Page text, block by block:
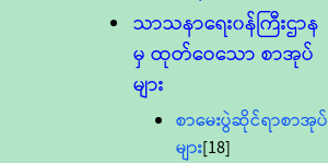
သာသနာရေး၀န်ကြီးဌာန
မှ ထုတ်ဝေသော စာအုပ်
များ
စာမေးပွဲဆိုင်ရာစာအုပ်
များ[18]